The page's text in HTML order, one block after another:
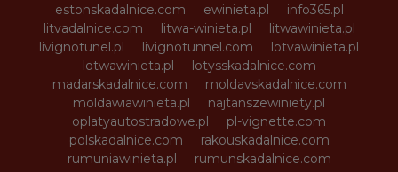
estonskadalnice.com
ewinieta.pl
info365.pl
litvadalnice.com
litwa-winieta.pl
litwawinieta.pl
livignotunel.pl
livignotunnel.com
lotvawinieta.pl
lotwawinieta.pl
lotysskadalnice.com
madarskadalnice.com
moldavskadalnice.com
moldawiawinieta.pl
najtanszewiniety.pl
oplatyautostradowe.pl
pl-vignette.com
polskadalnice.com
rakouskadalnice.com
rumuniawinieta.pl
rumunskadalnice.com